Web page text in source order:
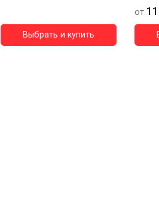
Выбрать и купить
от